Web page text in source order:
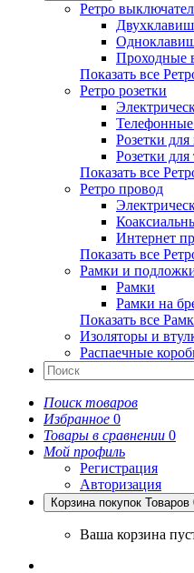
Ретро
Проходные
Показать все
Ретро розетки
Телефонные
Розетки для
Розетки для
Показать все
Ретро провод
Интернет
Показать все
Рамки и
Рамки
Рамки на
Показать все
Изоляторы и
Распаечные
Поиск товаров
Избранное 0
Товары в сравнении 0
Мой профиль
Регистрация
Авторизация
Корзина покупок Товаров
Ваша корзина